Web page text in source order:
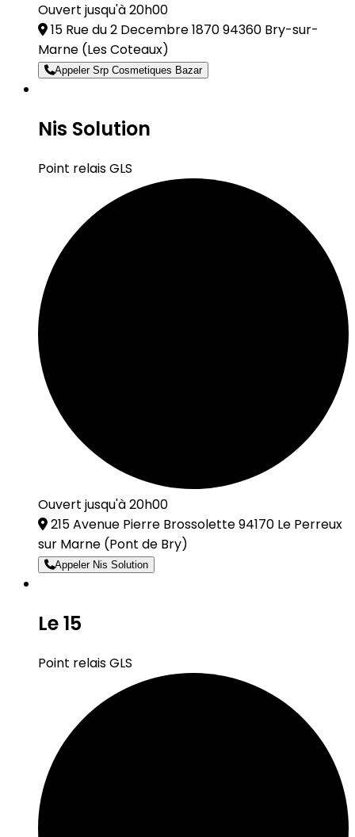
Ouvert jusqu'à 20h00
15 Rue du 2 Decembre 1870 94360 Bry-sur-
Marne (Les Coteaux)
Appeler Srp Cosmetiques Bazar
Nis Solution
Point relais GLS
Ouvert jusqu'à 20h00
215 Avenue Pierre Brossolette 94170 Le Perreux
sur Marne (Pont de Bry)
Appeler Nis Solution
Le 15
Point relais GLS